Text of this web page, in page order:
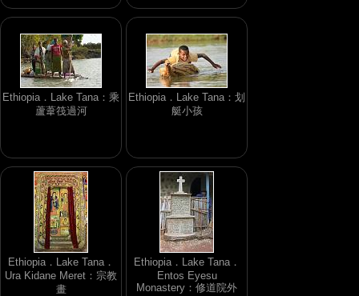
Ethiopia．Lake Tana：乘
蘆葦筏過河
Ethiopia．Lake Tana：划
艇小孩
Ethiopia．Lake Tana．
Ura Kidane Meret：宗教
畫
Ethiopia．Lake Tana．
Entos Eyesu
Monastery：修道院外